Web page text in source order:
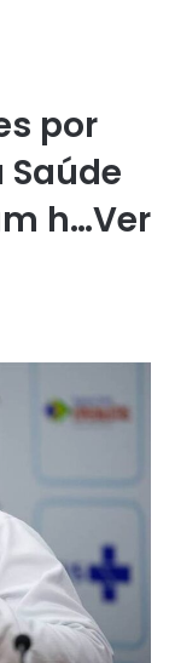
por
h…Ver